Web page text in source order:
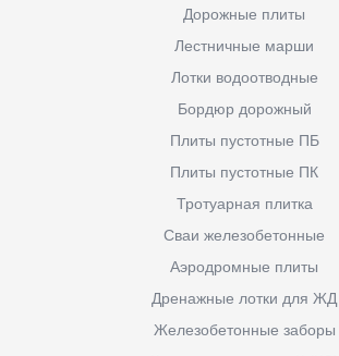
Дорожные плиты
Лестничные марши
Лотки водоотводные
Бордюр дорожный
Плиты пустотные ПБ
Плиты пустотные ПК
Тротуарная плитка
Сваи железобетонные
Аэродромные плиты
Дренажные лотки для ЖД
Железобетонные заборы